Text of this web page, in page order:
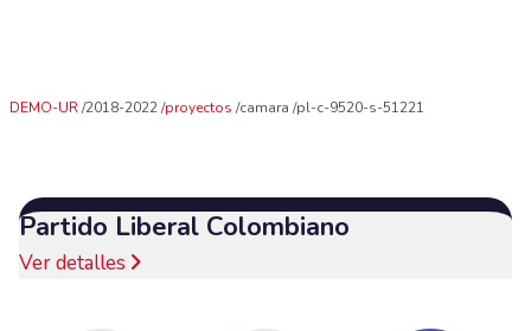
DEMO-UR 2018-2022 proyectos camara pl-c-9520-s-51221
Partido Liberal Colombiano
Ver detalles